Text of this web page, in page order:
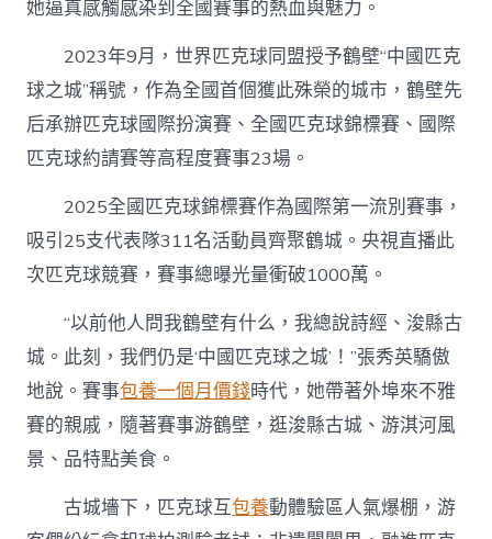
她逼真感觸感染到全國賽事的熱血與魅力。
2023年9月，世界匹克球同盟授予鶴壁“中國匹克
球之城”稱號，作為全國首個獲此殊榮的城市，鶴壁先
后承辦匹克球國際扮演賽、全國匹克球錦標賽、國際
匹克球約請賽等高程度賽事23場。
2025全國匹克球錦標賽作為國際第一流別賽事，
吸引25支代表隊311名活動員齊聚鶴城。央視直播此
次匹克球競賽，賽事總曝光量衝破1000萬。
“以前他人問我鶴壁有什么，我總說詩經、浚縣古
城。此刻，我們仍是‘中國匹克球之城’！”張秀英驕傲
地說。賽事包養一個月價錢時代，她帶著外埠來不雅
賽的親戚，隨著賽事游鶴壁，逛浚縣古城、游淇河風
景、品特點美食。
古城墻下，匹克球互包養動體驗區人氣爆棚，游